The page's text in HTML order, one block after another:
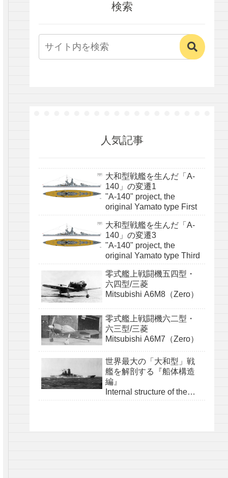
検索
人気記事
大和型戦艦を生んだ「A-
140」の変遷1
"A-140" project, the
original Yamato type First
大和型戦艦を生んだ「A-
140」の変遷3
"A-140" project, the
original Yamato type Third
零式艦上戦闘機五四型・
六四型/三菱
Mitsubishi A6M8（Zero）
零式艦上戦闘機六二型・
六三型/三菱
Mitsubishi A6M7（Zero）
世界最大の「大和型」戦
艦を解剖する『船体構造
編』
Internal structure of the